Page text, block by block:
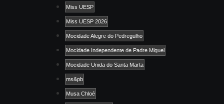
Miss UESP
Miss UESP 2026
Mocidade Alegre do Pedregulho
Mocidade Independente de Padre Miguel
Mocidade Unida do Santa Marta
ms&pb
Musa Chloé